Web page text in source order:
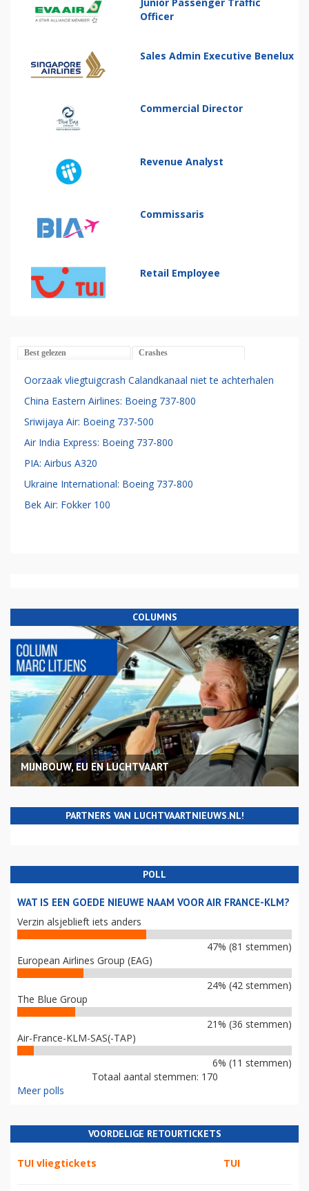
Officer
Sales Admin Executive Benelux
Commercial Director
Revenue Analyst
Commissaris
Retail Employee
Best gelezen Crashes
Oorzaak vliegtuigcrash Calandkanaal niet te achterhalen
China Eastern Airlines: Boeing 737-800
Sriwijaya Air: Boeing 737-500
Air India Express: Boeing 737-800
PIA: Airbus A320
Ukraine International: Boeing 737-800
Bek Air: Fokker 100
COLUMNS
MIJNBOUW, EU EN LUCHTVAART
PARTNERS VAN LUCHTVAARTNIEUWS.NL!
POLL
WAT IS EEN GOEDE NIEUWE NAAM VOOR AIR FRANCE-KLM?
Verzin alsjeblieft iets anders
47% (81 stemmen)
European Airlines Group (EAG)
24% (42 stemmen)
The Blue Group
21% (36 stemmen)
Air-France-KLM-SAS(-TAP)
6% (11 stemmen)
Totaal aantal stemmen: 170
Meer polls
VOORDELIGE RETOURTICKETS
TUI vliegtickets TUI